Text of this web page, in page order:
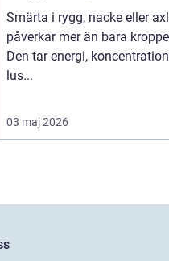
Smärta i rygg, nacke eller
påverkar mer än bara
Den tar energi,
lus...
03 maj 2026